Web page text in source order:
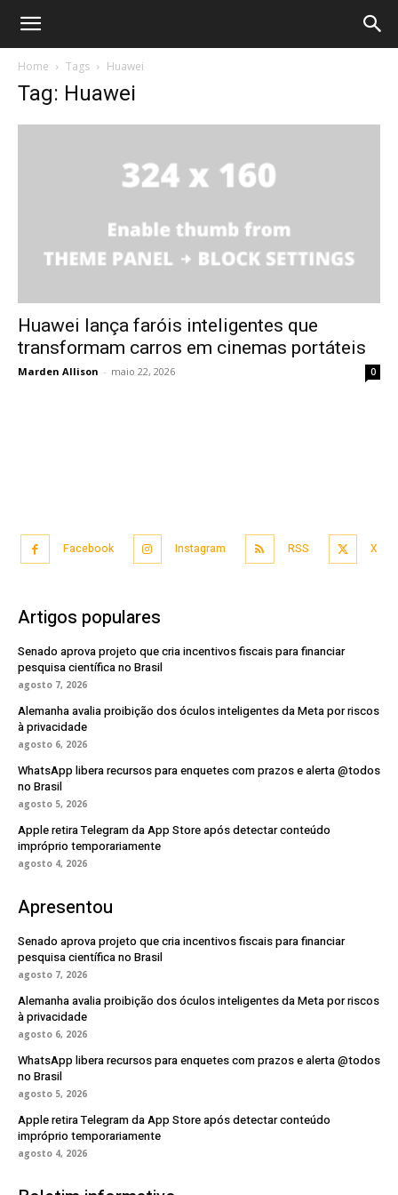
Home Tags Huawei
Tag: Huawei
Huawei lança faróis inteligentes que
transformam carros em cinemas portáteis
Marden Allison - maio 22, 2026 0
Facebook Instagram RSS X
Artigos populares
Senado aprova projeto que cria incentivos fiscais para financiar
pesquisa científica no Brasil
agosto 7, 2026
Alemanha avalia proibição dos óculos inteligentes da Meta por riscos
à privacidade
agosto 6, 2026
WhatsApp libera recursos para enquetes com prazos e alerta @todos
no Brasil
agosto 5, 2026
Apple retira Telegram da App Store após detectar conteúdo
impróprio temporariamente
agosto 4, 2026
Apresentou
Senado aprova projeto que cria incentivos fiscais para financiar
pesquisa científica no Brasil
agosto 7, 2026
Alemanha avalia proibição dos óculos inteligentes da Meta por riscos
à privacidade
agosto 6, 2026
WhatsApp libera recursos para enquetes com prazos e alerta @todos
no Brasil
agosto 5, 2026
Apple retira Telegram da App Store após detectar conteúdo
impróprio temporariamente
agosto 4, 2026